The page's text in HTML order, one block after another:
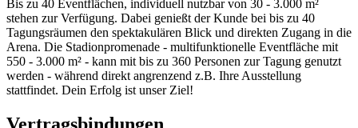
Bis zu 40 Eventflächen, individuell nutzbar von 30 - 3.000 m²
stehen zur Verfügung. Dabei genießt der Kunde bei bis zu 40
Tagungsräumen den spektakulären Blick und direkten Zugang in die
Arena. Die Stadionpromenade - multifunktionelle Eventfläche mit
550 - 3.000 m² - kann mit bis zu 360 Personen zur Tagung genutzt
werden - während direkt angrenzend z.B. Ihre Ausstellung
stattfindet. Dein Erfolg ist unser Ziel!
Vertragsbindungen